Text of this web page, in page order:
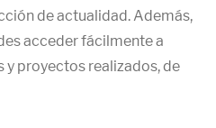
de actualidad. Además,
acceder fácilmente a
y proyectos realizados, de